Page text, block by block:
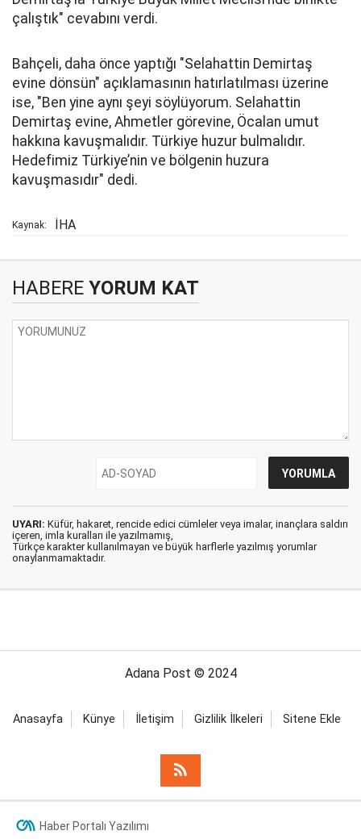
çalıştık" cevabını verdi.
Bahçeli, daha önce yaptığı "Selahattin Demirtaş
evine dönsün" açıklamasının hatırlatılması üzerine
ise, "Ben yine aynı şeyi söylüyorum. Selahattin
Demirtaş evine, Ahmetler görevine, Öcalan umut
hakkına kavuşmalıdır. Türkiye huzur bulmalıdır.
Hedefimiz Türkiye’nin ve bölgenin huzura
kavuşmasıdır" dedi.
Kaynak: İHA
HABERE YORUM KAT
UYARI: Küfür, hakaret, rencide edici cümleler veya imalar, inançlara saldırı
içeren, imla kuralları ile yazılmamış,
Türkçe karakter kullanılmayan ve büyük harflerle yazılmış yorumlar
onaylanmamaktadır.
Adana Post © 2024
Anasayfa Künye İletişim Gizlilik İlkeleri Sitene Ekle
Haber Portalı Yazılımı